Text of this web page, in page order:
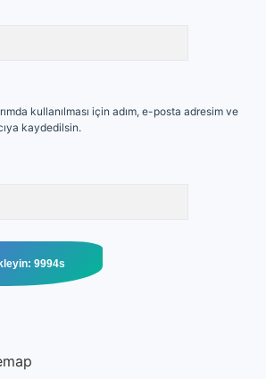
kullanılması için adım, e-posta adresim ve
kaydedilsin.